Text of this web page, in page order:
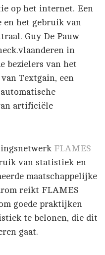
op het internet. Een
en het gebruik van
Guy De Pauw
in
bezielers van het
Textgain, een
artificiële
FLAMES
van statistiek en
maatschappelijke
reikt FLAMES
goede praktijken
te belonen, die dit
gaat.